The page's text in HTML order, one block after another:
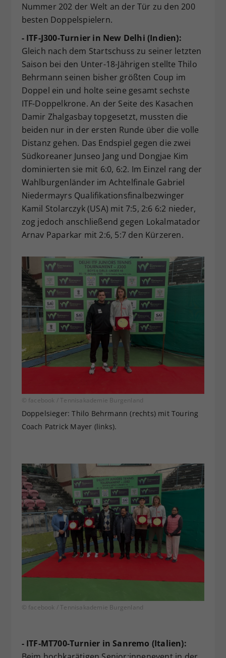
Nummer 202 der Welt an der Tür zu den 200
besten Doppelspielern.
- ITF-J300-Turnier in New Delhi (Indien):
Gleich nach dem Startschuss zu seiner letzten
Saison bei den Unter-18-Jährigen stellte Thilo
Behrmann seinen bisher größten Coup im
Doppel ein und holte seine gesamt sechste
ITF-Doppelkrone. An der Seite des Kasachen
Damir Zhalgasbay topgesetzt, mussten die
beiden nur in der ersten Runde über die volle
Distanz gehen. Das Endspiel gegen die zwei
Südkoreaner Junseo Jang und Dongjae Kim
dominierten sie mit 6:0, 6:2. Im Einzel rang der
Wahlburgenländer im Achtelfinale Gabriel
Niedermayrs Qualifikationsfinalbezwinger
Kamil Stolarczyk (USA) mit 7:5, 2:6 6:2 nieder,
zog jedoch anschließend gegen Lokalmatador
Arnav Paparkar mit 2:6, 5:7 den Kürzeren.
© facebook / Tennisakademie Burgenland
Doppelsieger: Thilo Behrmann (rechts) mit Touring
Coach Patrick Mayer (links).
© facebook / Tennisakademie Burgenland
- ITF-MT700-Turnier in Sanremo (Italien):